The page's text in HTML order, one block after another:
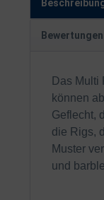
Bewertungen
Das Multi
können
Geflecht,
die Rigs,
Muster
und